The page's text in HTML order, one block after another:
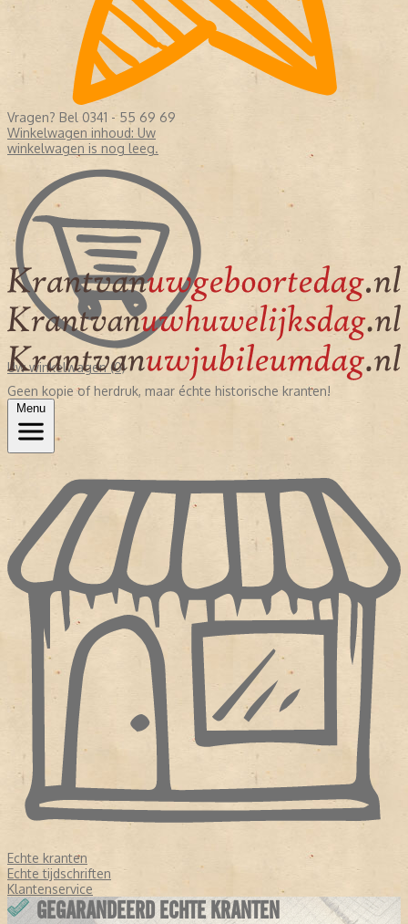
Vragen? Bel 0341 - 55 69 69
Winkelwagen inhoud: Uw
winkelwagen is nog leeg.
Uw winkelwagen (0)
Geen kopie of herdruk, maar échte historische kranten!
Menu
Echte kranten
Echte tijdschriften
Klantenservice
GEGARANDEERD ECHTE KRANTEN